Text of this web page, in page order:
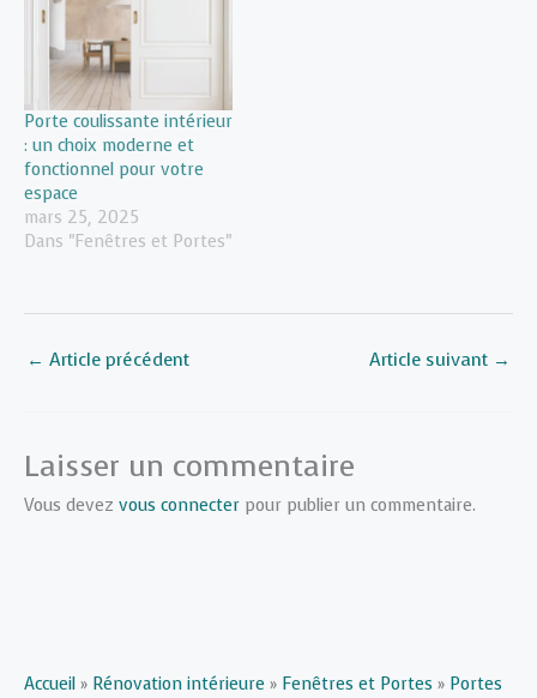
Porte coulissante intérieur
: un choix moderne et
fonctionnel pour votre
espace
mars 25, 2025
Dans "Fenêtres et Portes"
← Article précédent Article suivant →
Laisser un commentaire
Vous devez vous connecter pour publier un commentaire.
Accueil » Rénovation intérieure » Fenêtres et Portes » Portes